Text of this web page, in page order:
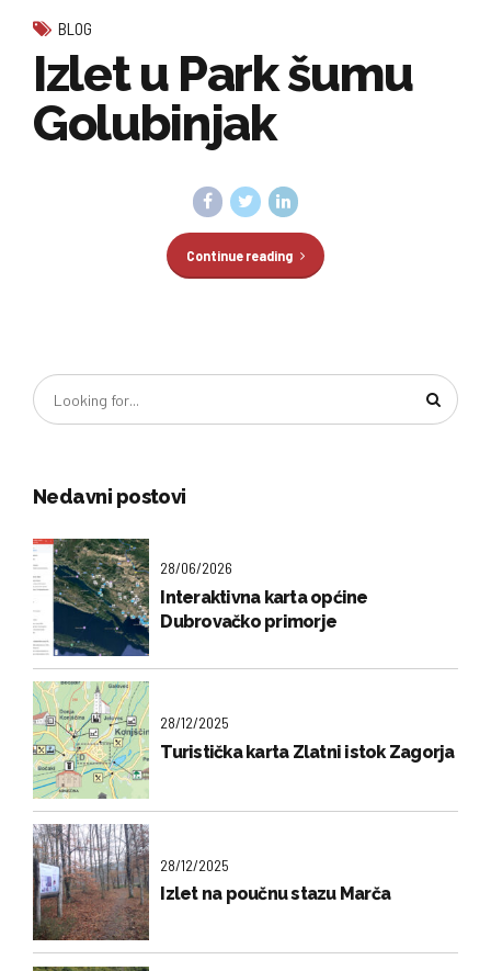
BLOG
Izlet u Park šumu
Golubinjak
Continue reading
Nedavni postovi
28/06/2026
Interaktivna karta općine
Dubrovačko primorje
28/12/2025
Turistička karta Zlatni istok Zagorja
28/12/2025
Izlet na poučnu stazu Marča